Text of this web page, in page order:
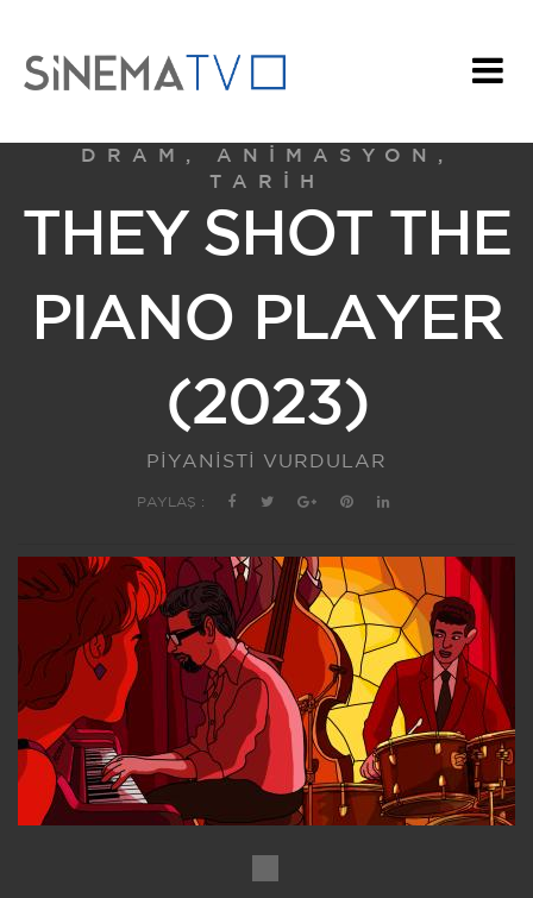
DRAM, ANIMASYON,
TARIH
THEY SHOT THE
PIANO PLAYER
(2023)
PİYANİSTİ VURDULAR
PAYLAŞ :